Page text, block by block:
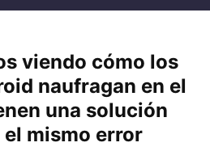
viendo cómo los
naufragan en el
una solución
mismo error